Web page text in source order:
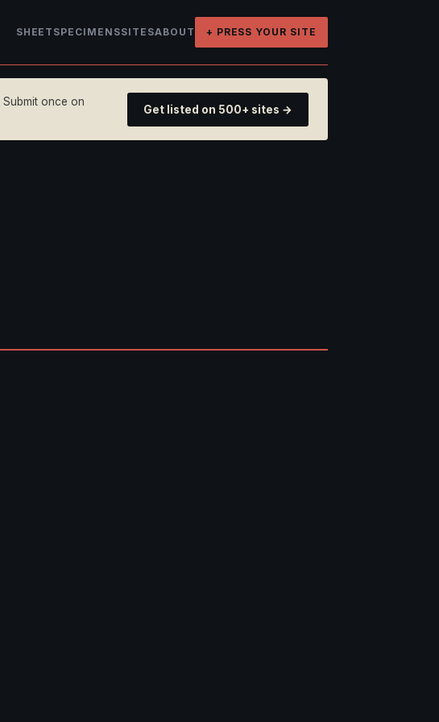
SHEET SPECIMENSSITESABOUT + PRESS YOUR SITE
Submit once on
Get listed on 500+ sites →